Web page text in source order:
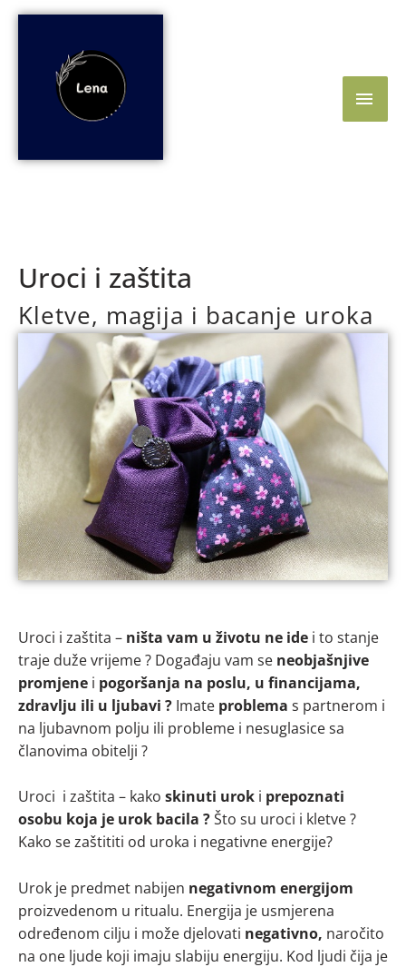
Skip
Uroci i zaštita
Kletve, magija i bacanje uroka
Uroci i zaštita – ništa vam u životu ne ide i to stanje
traje duže vrijeme ? Događaju vam se neobjašnjive
promjene i pogoršanja na poslu, u financijama,
zdravlju ili u ljubavi ? Imate problema s partnerom i
na ljubavnom polju ili probleme i nesuglasice sa
članovima obitelji ?
Uroci i zaštita – kako skinuti urok i prepoznati
osobu koja je urok bacila ?Što su uroci i kletve ?
Kako se zaštititi od uroka i negativne energije?
Urok je predmet nabijen negativnom energijom
proizvedenom u ritualu. Energija je usmjerena
određenom cilju i može djelovati negativno, naročito
na one ljude koji imaju slabiju energiju. Kod ljudi čija je